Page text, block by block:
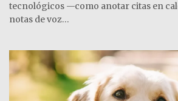
tecnológicos —como anotar citas en
notas de voz…